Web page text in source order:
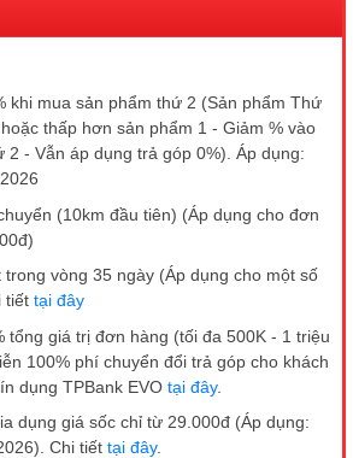
khi mua sản phẩm thứ 2 (Sản phẩm Thứ
thấp hơn sản phẩm 1 - Giảm % vào
2 - Vẫn áp dụng trả góp 0%). Áp dụng:
(10km đầu tiên) (Áp dụng cho đơn
vòng 35 ngày (Áp dụng cho một số
tiết tại đây
tổng giá trị đơn hàng (tối đa 500K - 1 triệu
100% phí chuyển đổi trả góp cho khách
dụng TPBank EVO tại đây.
dụng giá sốc chỉ từ 29.000đ (Áp dụng:
Chi tiết tại đây.